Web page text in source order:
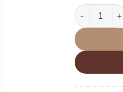
1kg Hoa Sứ